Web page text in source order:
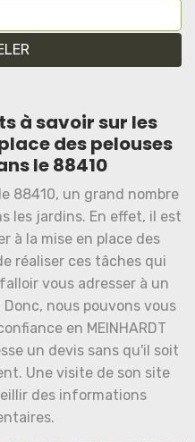
à savoir sur les
des pelouses
le 88410
88410, un grand nombre
les jardins. En effet, il est
à la mise en place des
réaliser ces tâches qui
vous adresser à un
nous pouvons vous
en MEINHARDT
un devis sans qu'il soit
Une visite de son site
des informations